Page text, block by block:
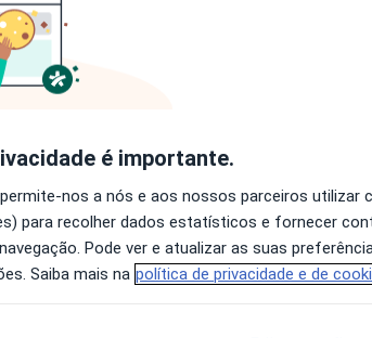
Solicite um atendimento
é importante.
nos a nós e aos nossos parceiros utilizar
para recolher dados estatísticos e fornecer
Pode ver e atualizar as suas
Saiba mais na política de privacidade e de